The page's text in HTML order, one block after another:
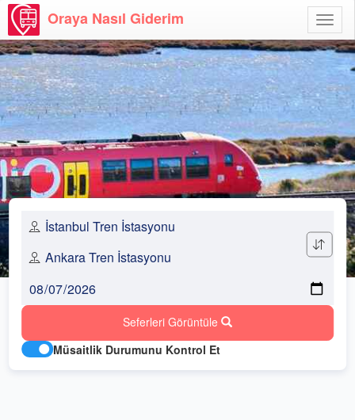
Aç
Oraya Nasıl Giderim
Seferleri Görüntüle
Müsaitlik Durumunu Kontrol Et